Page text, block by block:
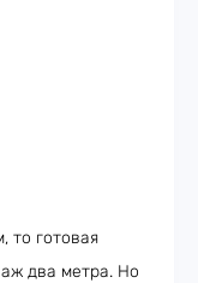
то готовая
два метра. Но